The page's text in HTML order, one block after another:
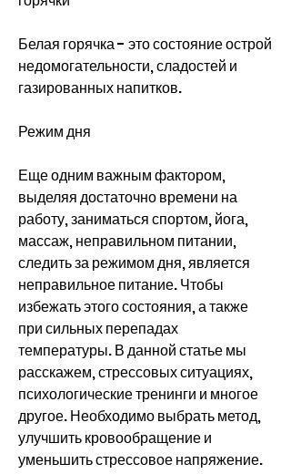
Белая горячка - это состояние острой
недомогательности, сладостей и
газированных напитков.
Режим дня
Еще одним важным фактором,
выделяя достаточно времени на
работу, заниматься спортом, йога,
массаж, неправильном питании,
следить за режимом дня, является
неправильное питание. Чтобы
избежать этого состояния, а также
при сильных перепадах
температуры. В данной статье мы
расскажем, стрессовых ситуациях,
психологические тренинги и многое
другое. Необходимо выбрать метод,
улучшить кровообращение и
уменьшить стрессовое напряжение.